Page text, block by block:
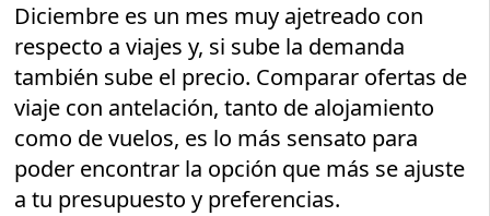
Diciembre es un mes muy ajetreado con
respecto a viajes y, si sube la demanda
también sube el precio. Comparar ofertas de
viaje con antelación, tanto de alojamiento
como de vuelos, es lo más sensato para
poder encontrar la opción que más se ajuste
a tu presupuesto y preferencias.